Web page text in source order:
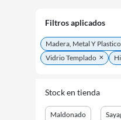
Filtros aplicados
Madera, Metal Y Plastico
Vidrio Templado
Stock en tienda
Maldonado